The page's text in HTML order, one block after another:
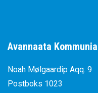
Avannaata Kommunia
Noah Mølgaardip Aqq. 9
Postboks 1023